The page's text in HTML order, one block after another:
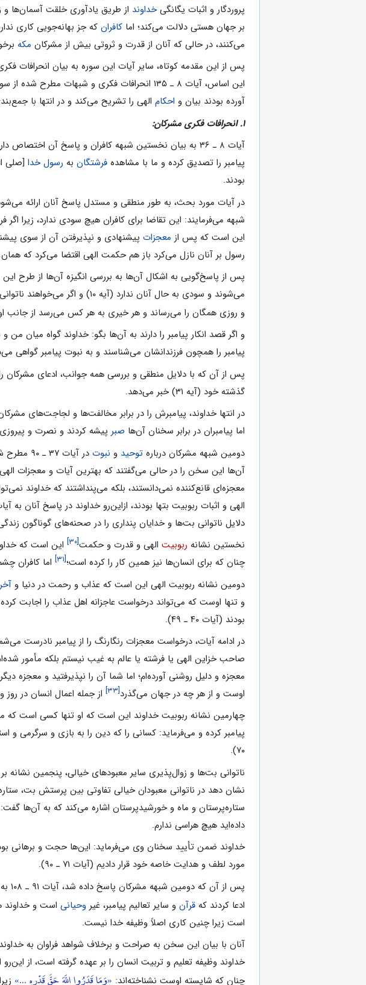
پروردگار و اثبات یگانگىخداوند از طریق یادآورى خلقت آسمان‌ها
بر جهان هستى دلالت مى‌کند؛ اما کافران که جز بهانه‌جویى کارى
مى‌کنند، در حالى که آنان از قدرت و ثروتى بیش از مشرکان مکه
پس از این مقدمه کوتاه، سایر آیات این سوره به بیان انحرافات
این اساس، آیات ۸ ـ ۱۳۵ انحرافات فکرى و شبهات مطرح شده از سوى مشرکان را بررسى مى‌کند و آیات ۱۳۶ ـ ۱۵۲ رفتارهاى ناشایست و
آورده بودند بیان و احکام الهى را تشریح مى‌کند و در انتها با جمع‌بندى این مطالب در
۱. انحرافات فکرى مشرکان:
آیات ۸ ـ ۳۶ به بیان نخستین شبهه کافران و پاسخ آن اختصاص دارد. مشرکان مى‌گفتند: اگر به راستى
پیامبر را تصدیق کرده و ما با مشاهده فرشتگان به رسول خدا [صلی
بودند.
شبهه مى‌فرمایند: این تقاضا براى کافران هیچ سودى ندارد، زیرا اگر
این است که پس از معجزات پیشنهادى و نپذیرفتن آن از سوى
رسول بر آنان نازل مى‌کرد باز هم حکمت الهى اقتضا مى‌کرد که
پس از پاسخ‌گویى به اشکال آن‌ها به بررسى انگیزه آن‌ها از طرح این
مى‌شوند و سودى به حال آنان ندارد (آیه ۱۰) و اگر مى‌خواهند ناتوانى
و روزى همگان را مى‌رساند و هر خیرى به هر کس مى‌رسد از جانب
و اگر قصد انکار پیامبر را دارند به آن‌ها بگو: خداوند گواه
پیامبر را همچون فرزندانشان مى‌شناسند و به نبوت پیامبر گواهى
گذشته خود (آیه ۳۱) خبر مى‌دهد.
در انتها خداوند، پیامبرش را در برابر مخالفت‌ها و لجاجت‌هاى
اما پیامبران در برابر سخنان آن‌ها صبر پیشه کردند و نصرت و پیروزى
دومین شبهه مشرکان درباره توحید و نبوت
در
آن‌ها این سخن را در حالى مى‌گفتند که بهترین آیات و معجزات
معجزه‌اى قانع‌کننده نمى‌دانستند، بلکه مى‌پنداشتند که خداوند
الهى و اثبات ربوبیت بتها بودند، ازاین‌رو خداوند در پاسخ آنان
دلایل ناتوانى بت‌ها و خدایان پندارى را در صحنه‌هاى گوناگون
نخستین نشانه ربوبیت الهى و قدرت و حکمت[۳۰]
این است که
چنان ‌که براى انسان‌ها نیز همین کار را کرده است؛[۳۱]
اما کافران
دومین نشانه ربوبیت الهى این است که عذاب و رحمت در دنیا و
و تنها اوست که مى‌تواند درخواست عاجزانه اهل عذاب را اجابت
بودند (آیات ۴۰ ـ ۴۹).
در ادامه آیات، درخواست معجزات رنگارنگ را از پیامبر نادرست
صاحب خزاین الهى یا فرشته یا عالم به غیب نیستم بلکه مأمور
معجزه و دلیل روشنى آورده‌ام؛ اما شما آن را نپذیرفتید و معجزه
اوست و از هر چه در جهان مى‌گذرد[۳۳]
از جمله اعمال انسان در
پیامبر کرده و مى‌فرماید: کسانى را که دین را به بازى و سرگرمى و
۷۰).
نشان دهد در ناتوانى معبودان خیالى تفاوتى بین پرستش بت،
ستاره‌پرستان و ماه و خورشیدپرستان اشاره مى‌کند که به آن‌ها
داده‌اید هیچ هراسى ندارم.
خداوند ضمن تأیید سخنان وى مى‌فرماید: این‌ها حجت و برهانى بود
مورد لطف و هدایت خاصه خود قرار دادیم (آیات ۷۱ ـ ۹۰).
پس از آن که دومین شبهه مشرکان پاسخ داده شد، آیات ۹۱ ـ ۱۰۸ به بررسى سومین شبهه و اشکال اساسى آنان مى‌پردازد. مشرکان براى آن که
ادعا کردند که قرآن و سایر تعالیم پیامبر، غیر وحیانى است و خداوند
است زیرا چنین کارى اصلاً وظیفه خدا نیست.
آنان با بیان این سخن به صراحت و برخلاف شواهد فراوان به
خداوند وظیفه تعلیم و تربیت انسان را بر عهده گرفته است، از
چنان که شایسته اوست نشناخته‌اند: «وَمَا قَدَرُوا اللَّهَ حَقَّ قَدْرِهِ ...»